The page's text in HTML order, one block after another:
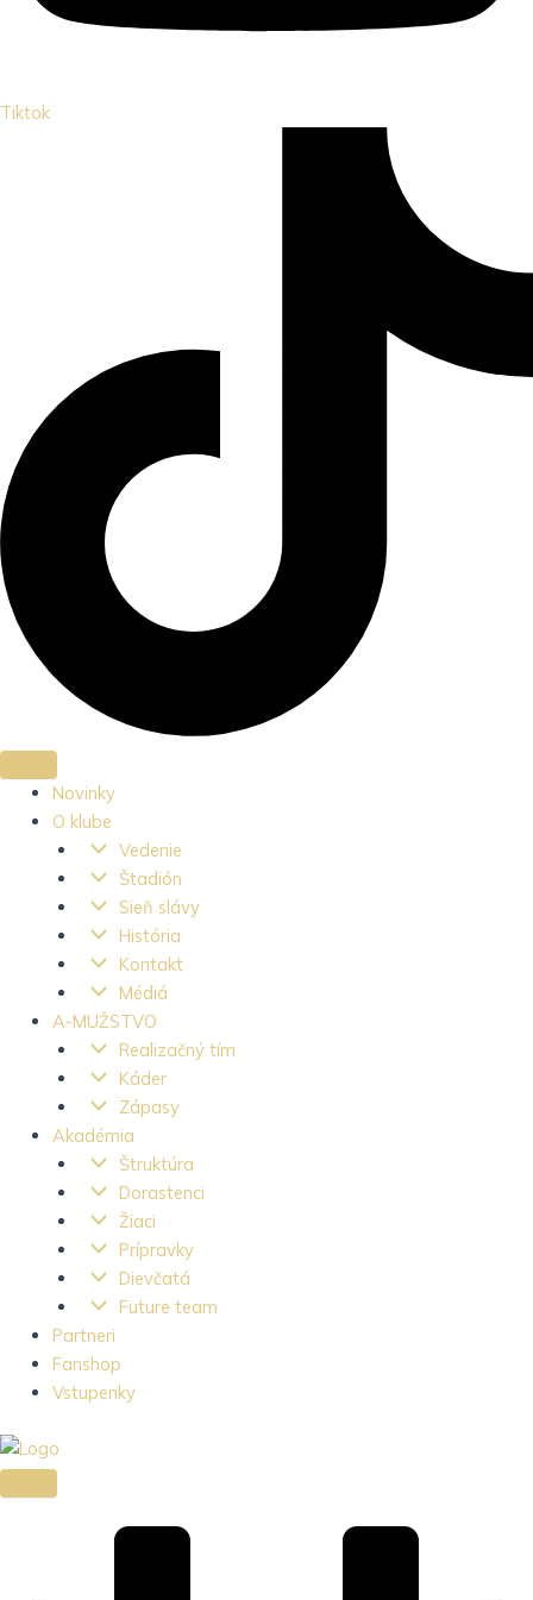
Tiktok
Novinky
O klube
Vedenie
Štadión
Sieň slávy
História
Kontakt
Médiá
A-MUŽSTVO
Realizačný tím
Káder
Zápasy
Akadémia
Štruktúra
Dorastenci
Žiaci
Prípravky
Dievčatá
Future team
Partneri
Fanshop
Vstupenky